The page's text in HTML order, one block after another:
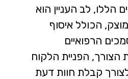
הללו, לב העניין הוא
הכולל איסוף
הרפואיים
הצורך, הפניית הלקוח
קבלת חוות דעת